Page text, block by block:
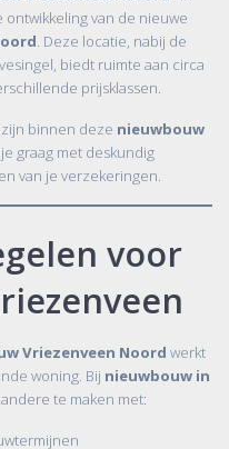
van de nieuwe
. Deze locatie, nabij de
biedt ruimte aan circa
prijsklassen.
binnen deze nieuwbouw
graag met deskundig
van je verzekeringen.
voor
Vriezenveen Noord werkt
woning. Bij nieuwbouw in
te maken met: